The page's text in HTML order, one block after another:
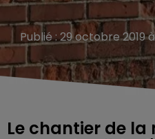
Publié : 29 octobre 2019
Le chantier de la